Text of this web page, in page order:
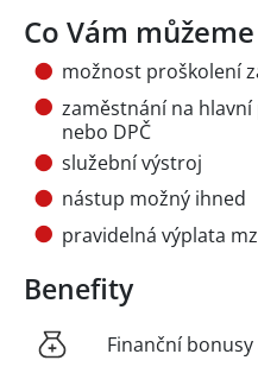
Co Vám
možnost proškolení
zaměstnání na
nebo DPČ
služební výstroj
nástup možný ihned
pravidelná výplata
Benefity
Finanční